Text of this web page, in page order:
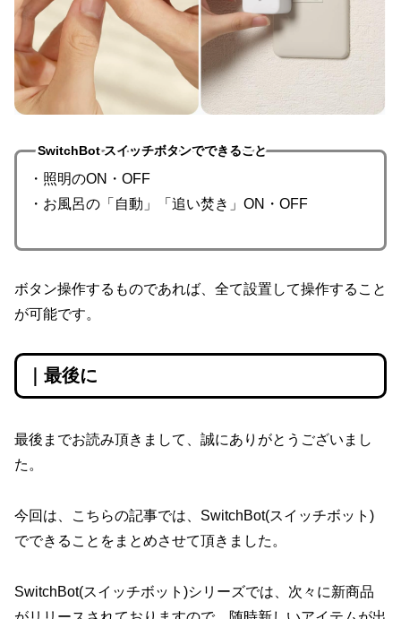
SwitchBot スイッチボタンでできること
・照明のON・OFF
・お風呂の「自動」「追い焚き」ON・OFF
ボタン操作するものであれば、全て設置して操作すること
が可能です。
｜最後に
最後までお読み頂きまして、誠にありがとうございまし
た。
今回は、こちらの記事では、SwitchBot(スイッチボット)
でできることをまとめさせて頂きました。
SwitchBot(スイッチボット)シリーズでは、次々に新商品